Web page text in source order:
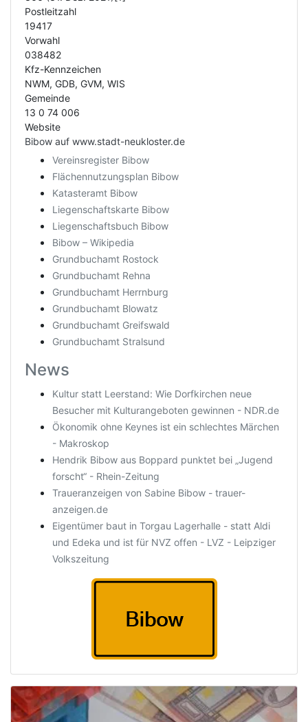
Postleitzahl
19417
Vorwahl
038482
Kfz-Kennzeichen
NWM, GDB, GVM, WIS
Gemeinde
13 0 74 006
Website
Bibow auf www.stadt-neukloster.de
Vereinsregister Bibow
Flächennutzungsplan Bibow
Katasteramt Bibow
Liegenschaftskarte Bibow
Liegenschaftsbuch Bibow
Bibow – Wikipedia
Grundbuchamt Rostock
Grundbuchamt Rehna
Grundbuchamt Herrnburg
Grundbuchamt Blowatz
Grundbuchamt Greifswald
Grundbuchamt Stralsund
News
Kultur statt Leerstand: Wie Dorfkirchen neue
Besucher mit Kulturangeboten gewinnen - NDR.de
Ökonomik ohne Keynes ist ein schlechtes Märchen
- Makroskop
Hendrik Bibow aus Boppard punktet bei „Jugend
forscht“ - Rhein-Zeitung
Traueranzeigen von Sabine Bibow - trauer-
anzeigen.de
Eigentümer baut in Torgau Lagerhalle - statt Aldi
und Edeka und ist für NVZ offen - LVZ - Leipziger
Volkszeitung